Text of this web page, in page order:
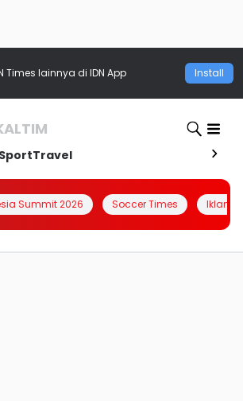
Times lainnya di IDN App Install
SportTravel
Summit 2026 Soccer Times Iklanin